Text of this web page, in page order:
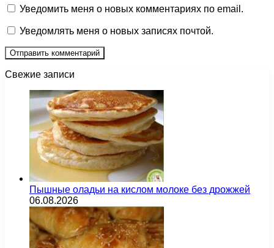
Уведомить меня о новых комментариях по email.
Уведомлять меня о новых записях почтой.
Свежие записи
Пышные оладьи на кислом молоке без дрожжей
06.08.2026